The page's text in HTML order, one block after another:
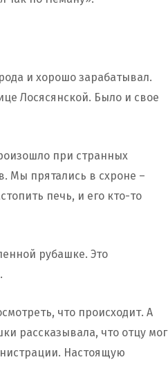
и хорошо зарабатывал.
Лосясянской. Было и свое
при странных
Мы прятались в схроне –
печь, и его кто-то
рубашке. Это
что происходит. А
рассказывала, что отцу мог
Настоящую